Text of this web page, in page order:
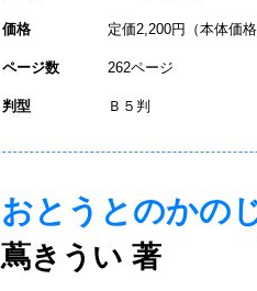
価格 定価2,200円（本体価
ページ数 262ページ
判型 Ｂ５判
おとうとのかの
蔦きうい 著